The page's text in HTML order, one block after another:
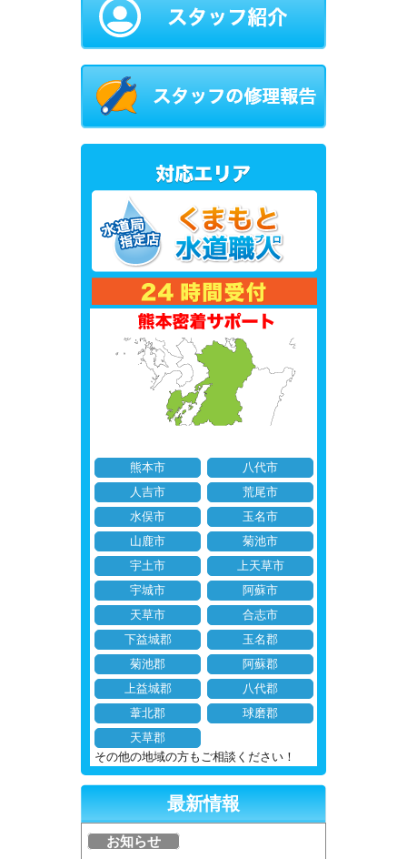
熊本市
八代市
人吉市
荒尾市
水俣市
玉名市
山鹿市
菊池市
宇土市
上天草市
宇城市
阿蘇市
天草市
合志市
下益城郡
玉名郡
菊池郡
阿蘇郡
上益城郡
八代郡
葦北郡
球磨郡
天草郡
その他の地域の方もご相談ください！
最新情報
お知らせ